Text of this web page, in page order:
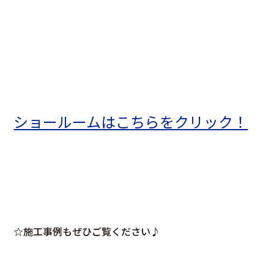
ショールームはこちらをクリック！
☆施工事例もぜひご覧ください♪